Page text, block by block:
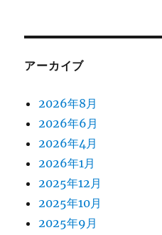
アーカイブ
2026年8月
2026年6月
2026年4月
2026年1月
2025年12月
2025年10月
2025年9月